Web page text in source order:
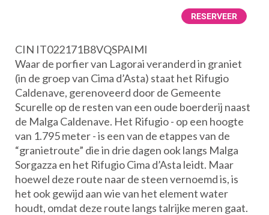
RESERVEER
CIN IT022171B8VQSPAIMI
Waar de porfier van Lagorai veranderd in graniet
(in de groep van Cima d’Asta) staat het Rifugio
Caldenave, gerenoveerd door de Gemeente
Scurelle op de resten van een oude boerderij naast
de Malga Caldenave. Het Rifugio - op een hoogte
van 1.795 meter - is een van de etappes van de
“granietroute” die in drie dagen ook langs Malga
Sorgazza en het Rifugio Cima d’Asta leidt. Maar
hoewel deze route naar de steen vernoemd is, is
het ook gewijd aan wie van het element water
houdt, omdat deze route langs talrijke meren gaat.